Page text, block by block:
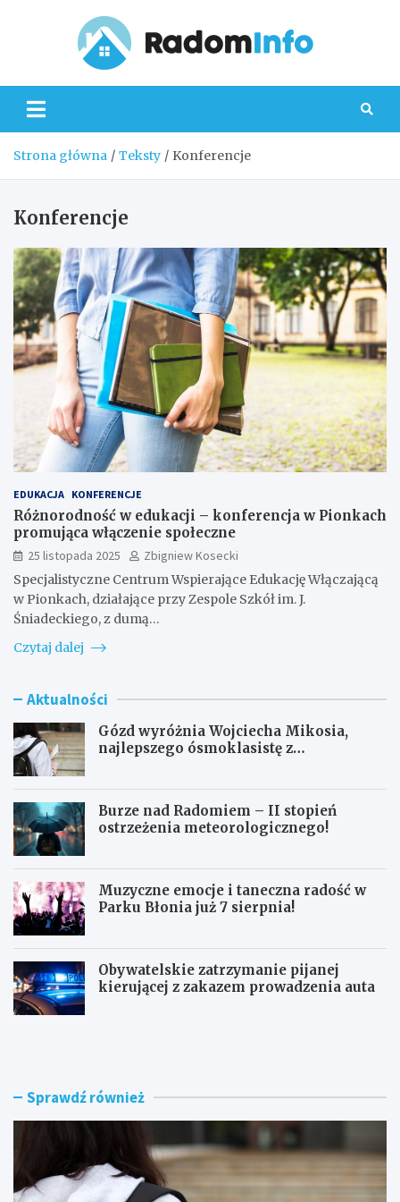
Strona główna Teksty Konferencje
Konferencje
EDUKACJA KONFERENCJE
Różnorodność w edukacji – konferencja w Pionkach
promująca włączenie społeczne
25 listopada 2025
Zbigniew Kosecki
Specjalistyczne Centrum Wspierające Edukację Włączającą
w Pionkach, działające przy Zespole Szkół im. J.
Śniadeckiego, z dumą…
Czytaj dalej
Aktualności
Gózd wyróżnia Wojciecha Mikosia,
najlepszego ósmoklasistę z
Burze nad Radomiem – II stopień
ostrzeżenia meteorologicznego!
Muzyczne emocje i taneczna radość w
Parku Błonia już 7 sierpnia!
Obywatelskie zatrzymanie pijanej
kierującej z zakazem prowadzenia auta
G
y
B
n Sprawdź również